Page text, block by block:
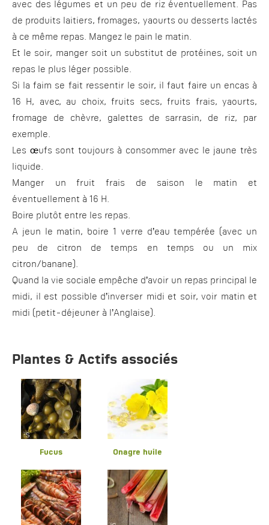
avec des légumes et un peu de riz éventuellement. Pas
de produits laitiers, fromages, yaourts ou desserts lactés
à ce même repas. Mangez le pain le matin.
Et le soir, manger soit un substitut de protéines, soit un
repas le plus léger possible.
Si la faim se fait ressentir le soir, il faut faire un encas à
16 H, avec, au choix, fruits secs, fruits frais, yaourts,
fromage de chèvre, galettes de sarrasin, de riz, par
exemple.
Les œufs sont toujours à consommer avec le jaune très
liquide.
Manger un fruit frais de saison le matin et
éventuellement à 16 H.
Boire plutôt entre les repas.
A jeun le matin, boire 1 verre d’eau tempérée (avec un
peu de citron de temps en temps ou un mix
citron/banane).
Quand la vie sociale empêche d’avoir un repas principal le
midi, il est possible d’inverser midi et soir, voir matin et
midi (petit-déjeuner à l’Anglaise).
Plantes & Actifs associés
Fucus Onagre huile